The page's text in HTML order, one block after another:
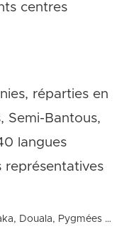
centres
réparties en
Semi-Bantous,
langues
représentatives
Douala, Pygmées …